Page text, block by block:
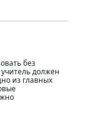
без
должен
из главных